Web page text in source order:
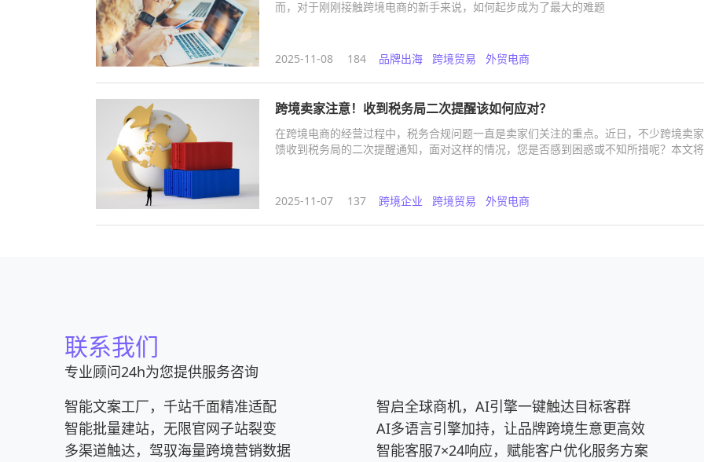
而，对于刚刚接触跨境电商的新手来说，如何起步成为了最大的难题
2025-11-08 184 品牌出海 跨境贸易 外贸电商
跨境卖家注意！收到税务局二次提醒该如何应对？
在跨境电商的经营过程中，税务合规问题一直是卖家们关注的重点。近日，不少跨境卖
馈收到税务局的二次提醒通知，面对这样的情况，您是否感到困惑或不知所措呢？本文
2025-11-07
137 跨境企业 跨境贸易 外贸电商
联系我们
专业顾问24h为您提供服务咨询
智能文案工厂，千站千面精准适配
智能批量建站，无限官网子站裂变
多渠道触达，驾驭海量跨境营销数据
智启全球商机，AI引擎一键触达目标客群
AI多语言引擎加持，让品牌跨境生意更高效
智能客服7×24响应，赋能客户优化服务方案